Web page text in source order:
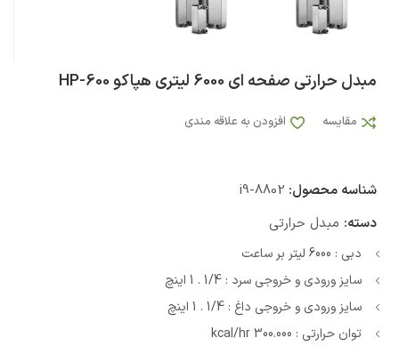
مبدل حرارتی صفحه ای 6000 لیتری هپاکو HP-600
مقایسه افزودن به علاقه مندی
شناسه محصول: i9-8802
دسته: مبدل حرارتی
دبی : 6000 لیتر بر ساعت
سایز ورودی و خروجی سرد : 1/4 . 1 اینچ
سایز ورودی و خروجی داغ : 1/4 . 1 اینچ
توان حرارتی : 300.000 kcal/hr